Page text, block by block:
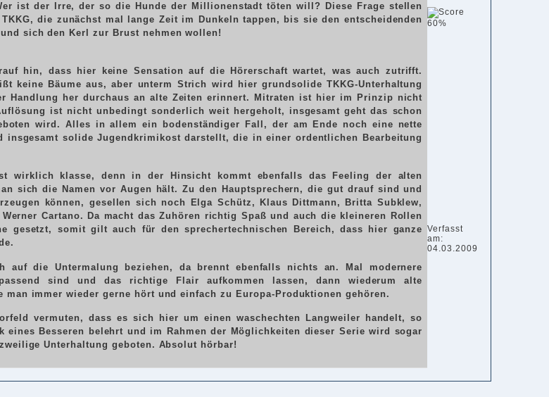
ist der Irre, der so die Hunde der Millionenstadt töten will? Diese Frage stellen
die zunächst mal lange Zeit im Dunkeln tappen, bis sie den entscheidenden
sich den Kerl zur Brust nehmen wollen!
hin, dass hier keine Sensation auf die Hörerschaft wartet, was auch zutrifft.
keine Bäume aus, aber unterm Strich wird hier grundsolide TKKG-Unterhaltung
Handlung her durchaus an alte Zeiten erinnert. Mitraten ist hier im Prinzip nicht
ist nicht unbedingt sonderlich weit hergeholt, insgesamt geht das schon
wird. Alles in allem ein bodenständiger Fall, der am Ende noch eine nette
insgesamt solide Jugendkrimikost darstellt, die in einer ordentlichen Bearbeitung
wirklich klasse, denn in der Hinsicht kommt ebenfalls das Feeling der alten
sich die Namen vor Augen hält. Zu den Hauptsprechern, die gut drauf sind und
können, gesellen sich noch Elga Schütz, Klaus Dittmann, Britta Subklew,
Cartano. Da macht das Zuhören richtig Spaß und auch die kleineren Rollen
gesetzt, somit gilt auch für den sprechertechnischen Bereich, dass hier ganze
auf die Untermalung beziehen, da brennt ebenfalls nichts an. Mal modernere
sind und das richtige Flair aufkommen lassen, dann wiederum alte
man immer wieder gerne hört und einfach zu Europa-Produktionen gehören.
vermuten, dass es sich hier um einen waschechten Langweiler handelt, so
eines Besseren belehrt und im Rahmen der Möglichkeiten dieser Serie wird sogar
Unterhaltung geboten. Absolut hörbar!
60%
Verfasst
am:
04.03.2009